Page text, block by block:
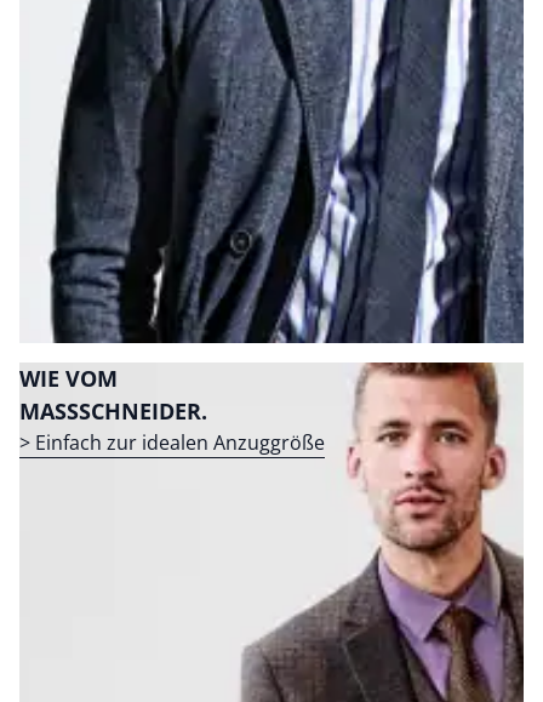
WIE VOM
MASSSCHNEIDER.
> Einfach zur idealen Anzuggröße